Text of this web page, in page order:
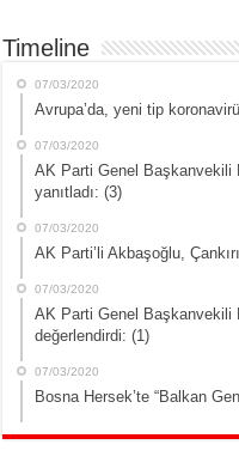
Timeline
07/03/2020
Avrupa’da, yeni tip
07/03/2020
AK Parti Genel Başkanvekili
yanıtladı: (3)
07/03/2020
AK Parti’li Akbaşoğlu,
07/03/2020
AK Parti Genel Başkanvekili
değerlendirdi: (1)
07/03/2020
Bosna Hersek’te “Balkan